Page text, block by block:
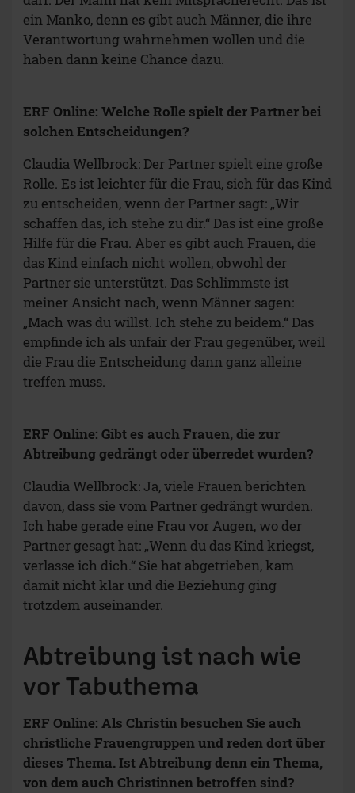
ein Manko, denn es gibt auch Männer, die ihre
Verantwortung wahrnehmen wollen und die
haben dann keine Chance dazu.
ERF Online: Welche Rolle spielt der Partner bei
solchen Entscheidungen?
Claudia Wellbrock: Der Partner spielt eine große
Rolle. Es ist leichter für die Frau, sich für das Kind
zu entscheiden, wenn der Partner sagt: „Wir
schaffen das, ich stehe zu dir.“ Das ist eine große
Hilfe für die Frau. Aber es gibt auch Frauen, die
das Kind einfach nicht wollen, obwohl der
Partner sie unterstützt. Das Schlimmste ist
meiner Ansicht nach, wenn Männer sagen:
„Mach was du willst. Ich stehe zu beidem.“ Das
empfinde ich als unfair der Frau gegenüber, weil
die Frau die Entscheidung dann ganz alleine
treffen muss.
ERF Online: Gibt es auch Frauen, die zur
Abtreibung gedrängt oder überredet wurden?
Claudia Wellbrock: Ja, viele Frauen berichten
davon, dass sie vom Partner gedrängt wurden.
Ich habe gerade eine Frau vor Augen, wo der
Partner gesagt hat: „Wenn du das Kind kriegst,
verlasse ich dich.“ Sie hat abgetrieben, kam
damit nicht klar und die Beziehung ging
trotzdem auseinander.
Abtreibung ist nach wie
vor Tabuthema
ERF Online: Als Christin besuchen Sie auch
christliche Frauengruppen und reden dort über
dieses Thema. Ist Abtreibung denn ein Thema,
von dem auch Christinnen betroffen sind?